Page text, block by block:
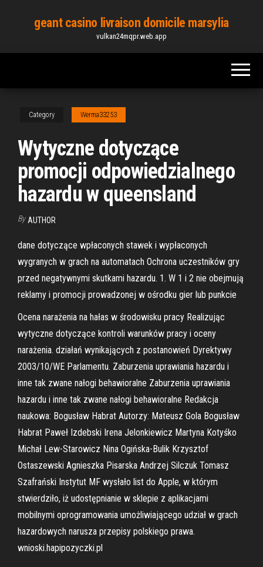
content
geant casino livraison domicile marsylia
vulkan24mqpr.web.app
Category Werma33253
Wytyczne dotyczące
promocji odpowiedzialnego
hazardu w queensland
By AUTHOR
dane dotyczące wpłaconych stawek i wypłaconych
wygranych w grach na automatach Ochrona uczestników gry
przed negatywnymi skutkami hazardu. 1. W 1 i 2 nie obejmują
reklamy i promocji prowadzonej w ośrodku gier lub punkcie
Ocena narażenia na hałas w środowisku pracy Realizując
wytyczne dotyczące kontroli warunków pracy i oceny
narażenia. działań wynikających z postanowień Dyrektywy
2003/10/WE Parlamentu. Zaburzenia uprawiania hazardu i
inne tak zwane nałogi behawioralne Zaburzenia uprawiania
hazardu i inne tak zwane nałogi behawioralne Redakcja
naukowa: Bogusław Habrat Autorzy: Mateusz Gola Bogusław
Habrat Paweł Izdebski Irena Jelonkiewicz Martyna Kotyśko
Michał Lew-Starowicz Nina Ogińska-Bulik Krzysztof
Ostaszewski Agnieszka Pisarska Andrzej Silczuk Tomasz
Szafrański Instytut MF wysłało list do Apple, w którym
stwierdziło, iż udostępnianie w sklepie z aplikacjami
mobilnymi oprogramowania umożliwiającego udział w grach
hazardowych narusza przepisy polskiego prawa.
wnioski.hapipozyczki.pl